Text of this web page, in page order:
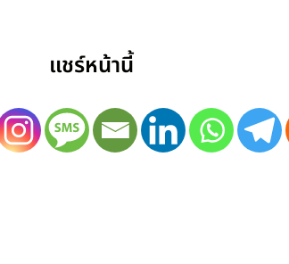
แชร์หน้านี้